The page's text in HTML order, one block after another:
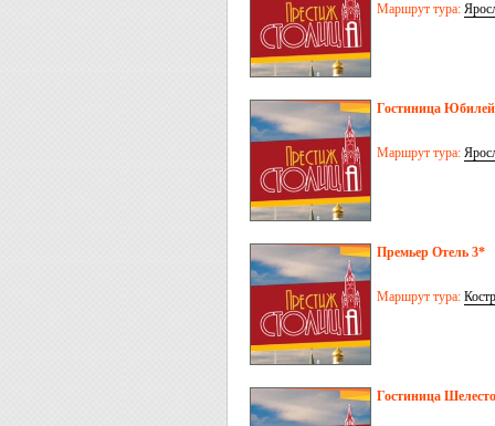
Маршрут тура:
Гостиница
Маршрут тура:
Премьер Отель 3*
Маршрут тура:
Гостиница